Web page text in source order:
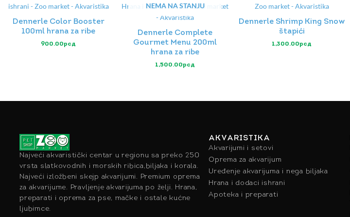
Dennerle Color Booster
100ml hrana za ribe
900.00рсд
NEMA NA STANJU
Dennerle Complete
Gourmet Menu 200ml
hrana za ribe
1,500.00рсд
Dennerle Shrimp King Snow
štapići
1,300.00рсд
Najveći akvaristički centar u regionu sa preko 250
vrsta slatkovodnih i morskih ribica,biljaka i korala.
Najveći izložbeni skejp akvarijumi. Premium oprema
za akvarijume. Pravljenje akvarijuma po želji. Hrana,
preparati i oprema za pse, mačke i ostale kućne
ljubimce.
AKVARISTIKA
Akvarijumi i setovi
Oprema za akvarijum
Uređenje akvarijuma i nega biljaka
Hrana i dodaci ishrani
Apoteka i preparati